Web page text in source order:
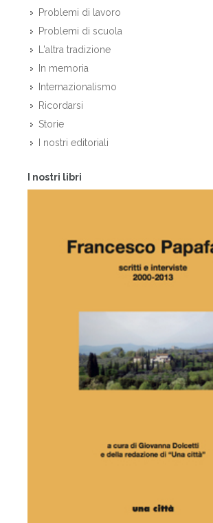
Problemi di lavoro
Problemi di scuola
L'altra tradizione
In memoria
Internazionalismo
Ricordarsi
Storie
I nostri editoriali
I nostri libri